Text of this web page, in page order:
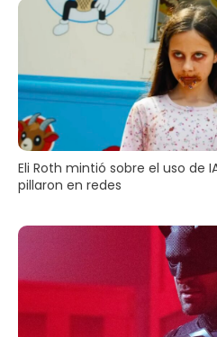
Eli Roth mintió sobre el uso de
pillaron en redes